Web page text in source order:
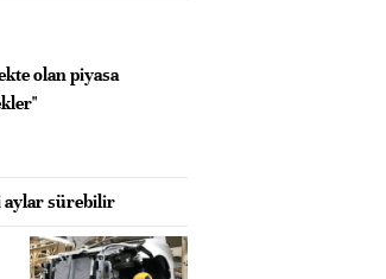
olan piyasa
aylar sürebilir